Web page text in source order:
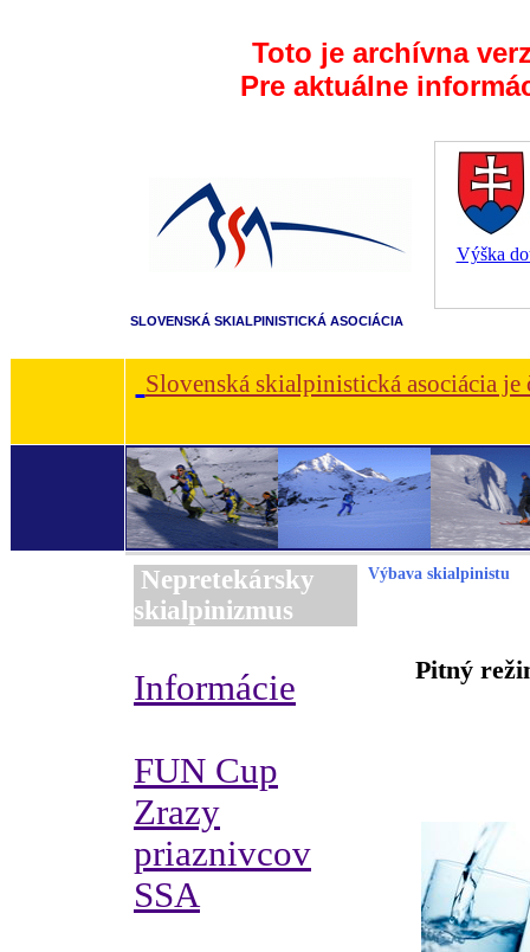
Toto je archívna
Pre aktuálne
Výška
SLOVENSKÁ SKIALPINISTICKÁ ASOCIÁCIA
Slovenská skialpinistická asociácia
Nepretekársky
skialpinizmus
Informácie
FUN Cup
Zrazy
priaznivcov
SSA
Výbava skialpinistu
Pitný